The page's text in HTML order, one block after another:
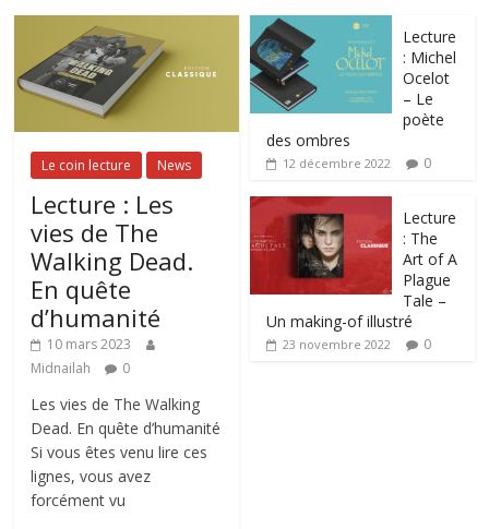
Le coin lecture News
Lecture : Les
vies de The
Walking Dead.
En quête
d’humanité
10 mars 2023
Midnailah
0
Les vies de The Walking
Dead. En quête d’humanité
Si vous êtes venu lire ces
lignes, vous avez
forcément vu
Lecture
: Michel
Ocelot
– Le
poète
des ombres
12 décembre 2022 0
Lecture
: The
Art of A
Plague
Tale –
Un making-of illustré
23 novembre 2022 0